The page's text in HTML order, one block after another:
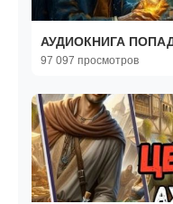
АУДИОКНИГА
97 097 просмотров